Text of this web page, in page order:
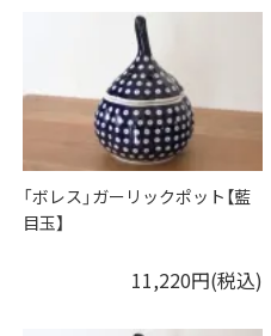
「ボレス」ガーリックポット【藍
目玉】
11,220円(税込)